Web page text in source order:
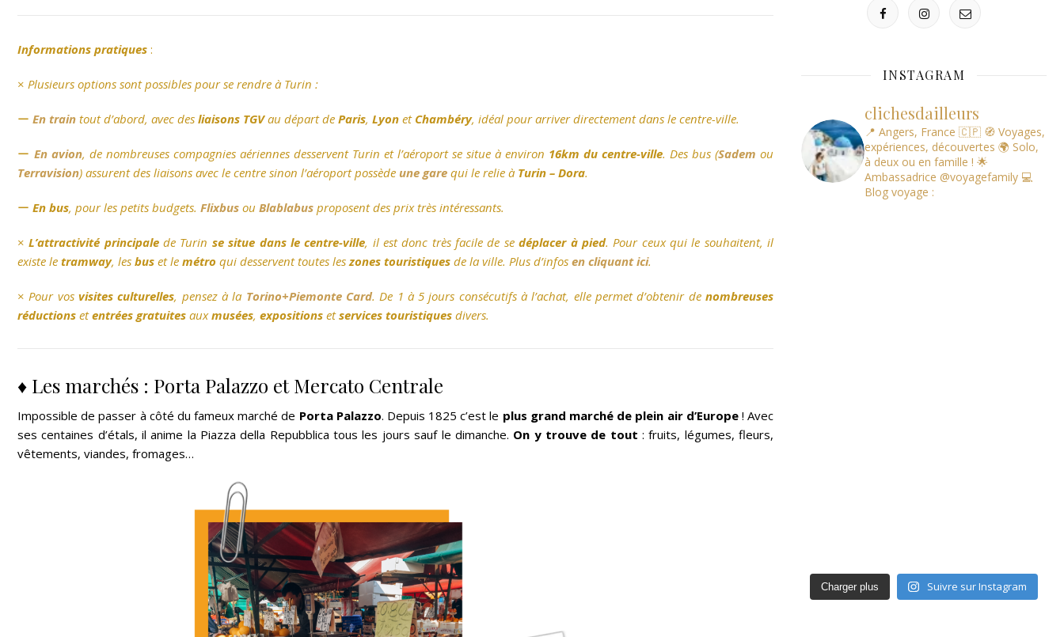
Informations pratiques :
× Plusieurs options sont possibles pour se rendre à Turin :
ー En train tout d’abord, avec des liaisons TGVau départ de Paris, Lyon et Chambéry, idéal pour arriver directement dans le centre-ville.
ー En avion, de nombreuses compagnies aériennes desservent Turin et l’aéroport se situe à environ 16km du centre-ville. Des bus (Sadem ou
Terravision) assurent des liaisons avec le centre sinon l’aéroport possède une gare qui le relie à Turin – Dora.
ー En bus, pour les petits budgets. Flixbus ou Blablabus proposent des prix très intéressants.
×L’attractivité principalede Turin se situe dans le centre-ville, il est donc très facile de sedéplacer à pied. Pour ceux qui le souhaitent, il
existe le tramway, les bus et le métro qui desservent toutes leszones touristiques de la ville. Plus d’infos en cliquant ici.
×Pour vos visites culturelles, pensez à la Torino+Piemonte Card. De 1 à 5 jours consécutifs à l’achat, elle permet d’obtenir denombreuses
réductions etentrées gratuites auxmusées, expositions etservices touristiques divers.
♦ Les marchés : Porta Palazzo et Mercato Centrale
Impossible de passer à côté du fameux marché de Porta Palazzo. Depuis 1825 c’est le plus grand marché de plein air d’Europe! Avec
ses centaines d’étals, il anime la Piazza della Repubblica tous les jours sauf le dimanche. On y trouve de tout : fruits, légumes, fleurs,
vêtements, viandes, fromages…
INSTAGRAM
clichesdailleurs
📍 Angers, France 🇨🇵 🧭 Voyages,
expériences, découvertes 🌍 Solo,
à deux ou en famille ! 🌟
Ambassadrice @voyagefamily 💻
Blog voyage :
Charger plus Suivre sur Instagram